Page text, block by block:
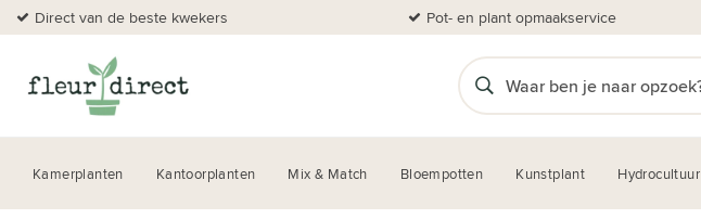
Direct van de beste kwekers Pot- en plant opmaakservice
Kamerplanten Kantoorplanten Mix & Match Bloempotten Kunstplant Hydrocultuur